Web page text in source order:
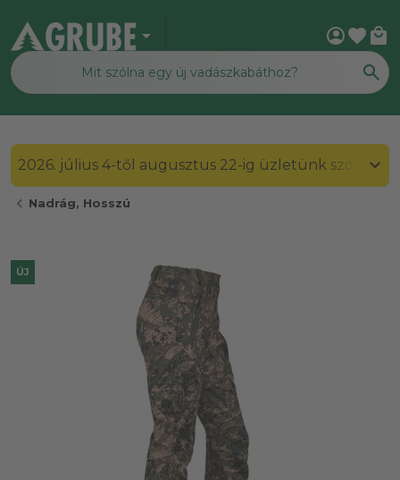
arrow_drop_down account_circlefavorite local_mall
2026. július 4-től augusztus 22-ig üzletünk
chevron_left Nadrág, Hosszú
ÚJ